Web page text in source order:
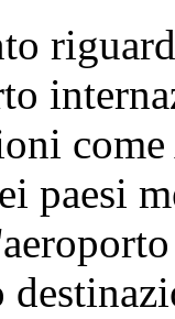
paesi